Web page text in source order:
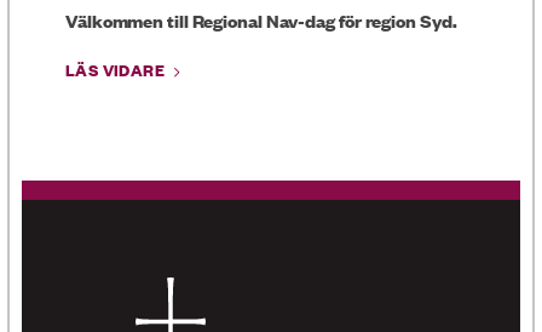
Välkommen till Regional Nav-dag för region Syd.
LÄS VIDARE